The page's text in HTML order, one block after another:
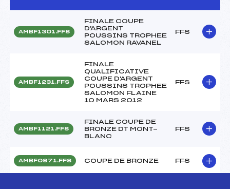
AMBF1301.FFS
FINALE COUPE
D'ARGENT
POUSSINS TROPHEE
SALOMON RAVANEL
FFS
AMBF1231.FFS
FINALE
QUALIFICATIVE
COUPE D'ARGENT
POUSSINS TROPHEE
SALOMON FLAINE
10 MARS 2012
FFS
AMBF1121.FFS
FINALE COUPE DE
BRONZE DT MONT-
BLANC
FFS
AMBF0971.FFS COUPE DE BRONZE FFS